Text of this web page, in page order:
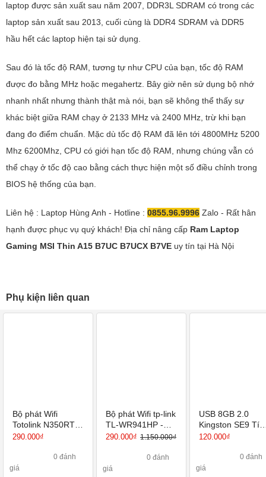
laptop được sản xuất sau năm 2007, DDR3L SDRAM có trong các
laptop sản xuất sau 2013, cuối cùng là DDR4 SDRAM và DDR5
hầu hết các laptop hiện tại sử dụng.
Sau đó là tốc độ RAM, tương tự như CPU của bạn, tốc độ RAM
được đo bằng MHz hoặc megahertz. Bây giờ nên sử dụng bộ nhớ
nhanh nhất nhưng thành thật mà nói, bạn sẽ không thể thấy sự
khác biệt giữa RAM chạy ở 2133 MHz và 2400 MHz, trừ khi bạn
đang đo điểm chuẩn. Mặc dù tốc độ RAM đã lên tới 4800MHz 5200
Mhz 6200Mhz, CPU có giới hạn tốc độ RAM, nhưng chúng vẫn có
thể chạy ở tốc độ cao bằng cách thực hiện một số điều chỉnh trong
BIOS hệ thống của bạn.
Liên hệ : Laptop Hùng Anh - Hotline : 0855.96.9996 Zalo - Rất hân
hạnh được phục vụ quý khách! Địa chỉ nâng cấp Ram Laptop
Gaming MSI Thin A15 B7UC B7UCX B7VE uy tín tại Hà Nội
Phụ kiện liên quan
Bộ phát Wifi
Totolink N350RT-
Router Wi-Fi
290.000₫
0 đánh
giá
Bộ phát Wifi tp-link
TL-WR941HP -
Router Wi-Fi
290.000₫ 1.150.000₫
0 đánh
giá
USB 8GB 2.0
Kingston SE9
hợp Mini
120.000₫
0 đánh
giá